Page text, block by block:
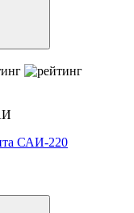
САИ-220